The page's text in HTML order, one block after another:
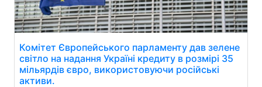
Комітет Європейського парламенту дав зелене
світло на надання Україні кредиту в розмірі 35
мільярдів євро, використовуючи російські
активи.